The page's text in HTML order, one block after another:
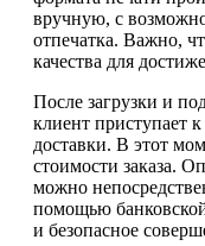
вручную, с
отпечатка. Важно,
качества для
После загрузки и
клиент приступает
доставки. В этот
стоимости заказа.
можно
помощью
и безопасное